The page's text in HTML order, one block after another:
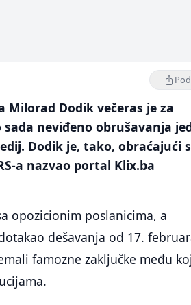
Milorad Dodik večeras je za
neviđeno obrušavanja
Dodik je, tako, obraćajući
a nazvao portal Klix.ba
opozicionim poslanicima, a
dešavanja od 17.
famozne zaključke među